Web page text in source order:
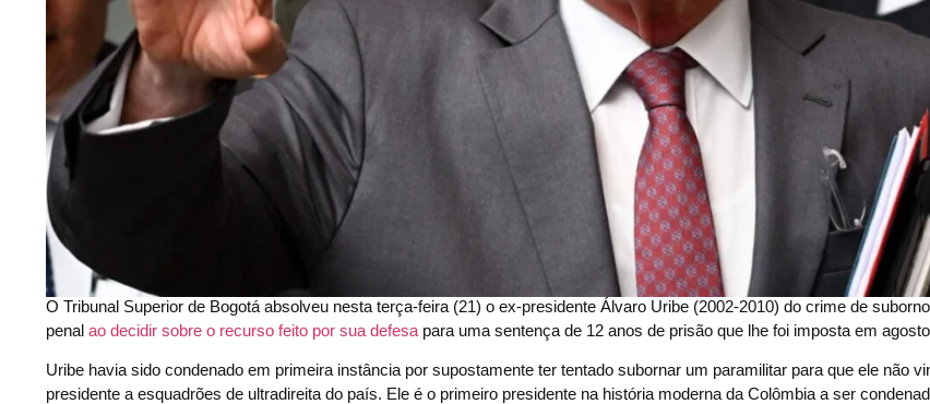
O Tribunal Superior de Bogotá absolveu nesta terça-feira (21) o ex-presidente Álvaro Uribe (2002-2010) do crime de
penal ao decidir sobre o recurso feito por sua defesa para uma sentença de 12 anos de prisão que lhe foi imposta em
Uribe havia sido condenado em primeira instância por supostamente ter tentado subornar um paramilitar para que ele não
presidente a esquadrões de ultradireita do país. Ele é o primeiro presidente na história moderna da Colômbia a ser